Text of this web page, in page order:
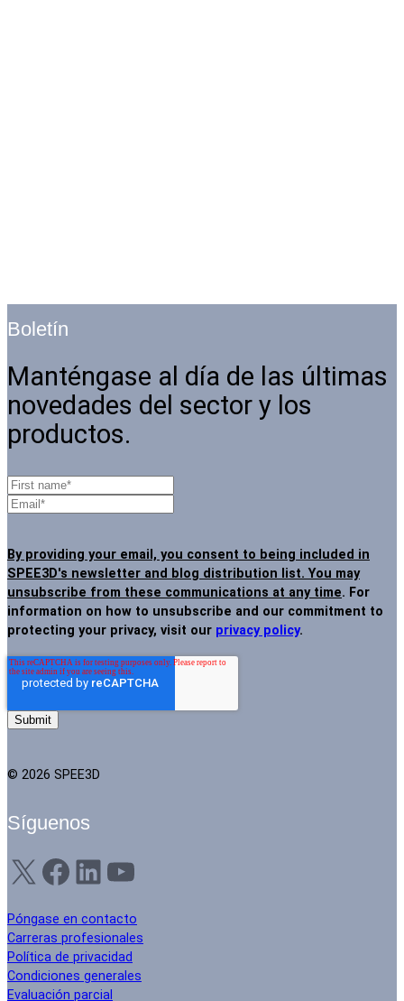
Boletín
Manténgase al día de las últimas
novedades del sector y los
productos.
By providing your email, you consent to being included in
SPEE3D's newsletter and blog distribution list. You may
unsubscribe from these communications at any time. For
information on how to unsubscribe and our commitment to
protecting your privacy, visit our privacy policy.
© 2026 SPEE3D
Síguenos
X Facebook LinkedIn YouTube
Póngase en contacto
Carreras profesionales
Política de privacidad
Condiciones generales
Evaluación parcial